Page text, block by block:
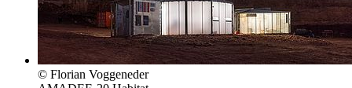
© Florian Voggeneder